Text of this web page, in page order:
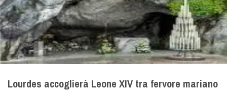
Lourdes accoglierà Leone XIV tra fervore mariano